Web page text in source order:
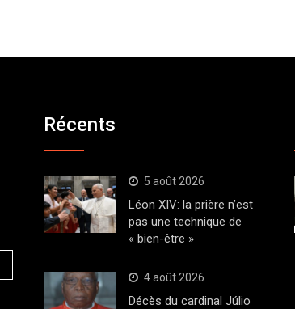
Récents
5 août 2026
Léon XIV: la prière n’est
pas une technique de
« bien-être »
4 août 2026
Décès du cardinal Júlio